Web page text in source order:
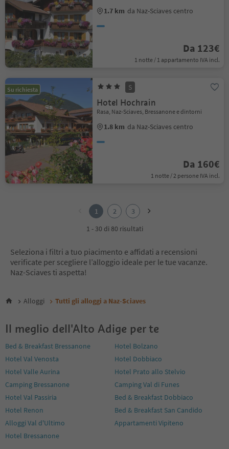
1.7 km da Naz-Sciaves centro
Da 123€
1 notte / 1 appartamento IVA incl.
Su richiesta S
Hotel Hochrain
Rasa, Naz-Sciaves, Bressanone e dintorni
1.8 km da Naz-Sciaves centro
Da 160€
1 notte / 2 persone IVA incl.
1 2
3
1 - 30 di 80 risultati
Seleziona i filtri a tuo piacimento e affidati a recensioni
verificate per scegliere l’alloggio ideale per le tue vacanze.
Naz-Sciaves ti aspetta!
Alloggi Tutti gli alloggi a Naz-Sciaves
Il meglio dell'Alto Adige per te
Bed & Breakfast Bressanone
Hotel Bolzano
Hotel Val Venosta
Hotel Dobbiaco
Hotel Valle Aurina
Hotel Prato allo Stelvio
Camping Bressanone
Camping Val di Funes
Hotel Val Passiria
Bed & Breakfast Dobbiaco
Hotel Renon
Bed & Breakfast San Candido
Alloggi Val d'Ultimo
Appartamenti Vipiteno
Hotel Bressanone